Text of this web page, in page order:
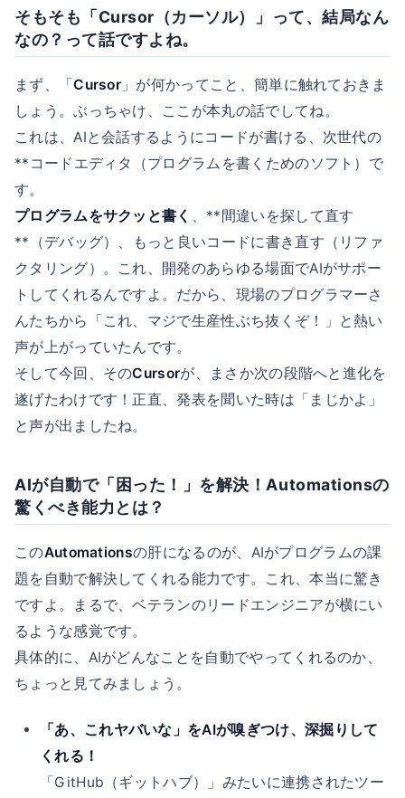
そもそも「Cursor（カーソル）」って、結局なん
なの？って話ですよね。
まず、「Cursor 」が何かってこと、簡単に触れておきま
しょう。ぶっちゃけ、ここが本丸の話でしてね。
これは、AIと会話するようにコードが書ける、次世代の
**コードエディタ（プログラムを書くためのソフト）で
す。
プログラムをサクッと書く
、**間違いを探して直す
**（デバッグ）、もっと良いコードに書き直す（リファ
クタリング）。これ、開発のあらゆる場面でAIがサポー
トしてくれるんですよ。だから、現場のプログラマーさ
んたちから「これ、マジで生産性ぶち抜くぞ！」と熱い
声が上がっていたんです。
そして今回、そのCursorが、まさか次の段階へと進化を
遂げたわけです！正直、発表を聞いた時は「まじかよ」
と声が出ましたね。
AIが自動で「困った！」を解決！Automationsの
驚くべき能力とは？
このAutomationsの肝になるのが、AIがプログラムの課
題を自動で解決してくれる能力です。これ、本当に驚き
ですよ。まるで、ベテランのリードエンジニアが横にい
るような感覚です。
具体的に、AIがどんなことを自動でやってくれるのか、
ちょっと見てみましょう。
「あ、これヤバいな」をAIが嗅ぎつけ、深掘りして
くれる！
「GitHub（ギットハブ）」みたいに連携されたツー